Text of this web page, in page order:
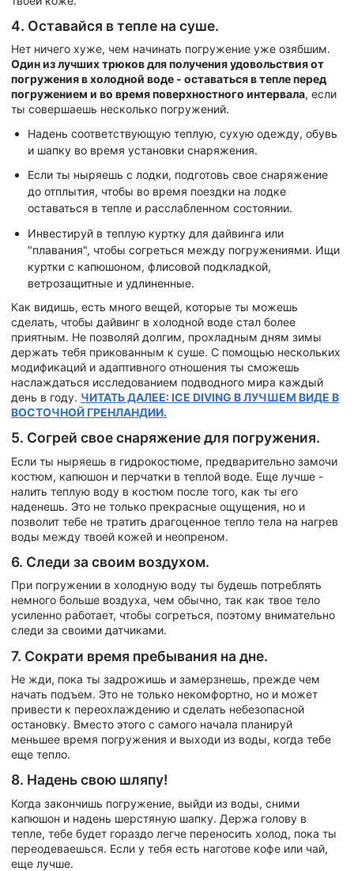
4. Оставайся в тепле на суше.
Нет ничего хуже, чем начинать погружение уже озябшим.
Один из лучших трюков для получения удовольствия от
погружения в холодной воде - оставаться в тепле перед
погружением и во время поверхностного интервала, если
ты совершаешь несколько погружений.
Надень соответствующую теплую, сухую одежду, обувь
и шапку во время установки снаряжения.
Если ты ныряешь с лодки, подготовь свое снаряжение
до отплытия, чтобы во время поездки на лодке
оставаться в тепле и расслабленном состоянии.
Инвестируй в теплую куртку для дайвинга или
"плавания", чтобы согреться между погружениями. Ищи
куртки с капюшоном, флисовой подкладкой,
ветрозащитные и удлиненные.
Как видишь, есть много вещей, которые ты можешь
сделать, чтобы дайвинг в холодной воде стал более
приятным. Не позволяй долгим, прохладным дням зимы
держать тебя прикованным к суше. С помощью нескольких
модификаций и адаптивного отношения ты сможешь
наслаждаться исследованием подводного мира каждый
день в году. ЧИТАТЬ ДАЛЕЕ: ICE DIVING В ЛУЧШЕМ ВИДЕ В
ВОСТОЧНОЙ ГРЕНЛАНДИИ.
5. Согрей свое снаряжение для погружения.
Если ты ныряешь в гидрокостюме, предварительно замочи
костюм, капюшон и перчатки в теплой воде. Еще лучше -
налить теплую воду в костюм после того, как ты его
наденешь. Это не только прекрасные ощущения, но и
позволит тебе не тратить драгоценное тепло тела на нагрев
воды между твоей кожей и неопреном.
6. Следи за своим воздухом.
При погружении в холодную воду ты будешь потреблять
немного больше воздуха, чем обычно, так как твое тело
усиленно работает, чтобы согреться, поэтому внимательно
следи за своими датчиками.
7. Сократи время пребывания на дне.
Не жди, пока ты задрожишь и замерзнешь, прежде чем
начать подъем. Это не только некомфортно, но и может
привести к переохлаждению и сделать небезопасной
остановку. Вместо этого с самого начала планируй
меньшее время погружения и выходи из воды, когда тебе
еще тепло.
8. Надень свою шляпу!
Когда закончишь погружение, выйди из воды, сними
капюшон и надень шерстяную шапку. Держа голову в
тепле, тебе будет гораздо легче переносить холод, пока ты
переодеваешься. Если у тебя есть наготове кофе или чай,
еще лучше.